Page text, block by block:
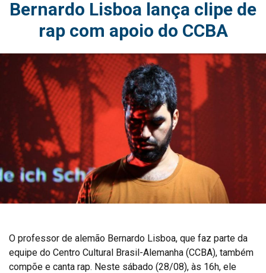
Bernardo Lisboa lança clipe de
rap com apoio do CCBA
O professor de alemão Bernardo Lisboa, que faz parte da
equipe do Centro Cultural Brasil-Alemanha (CCBA), também
compõe e canta rap. Neste sábado (28/08), às 16h, ele